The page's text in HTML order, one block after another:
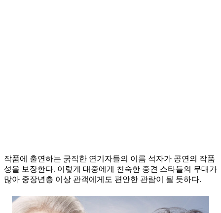
작품에 출연하는 굵직한 연기자들의 이름 석자가 공연의 작품
성을 보장한다. 이렇게 대중에게 친숙한 중견 스타들의 무대가
많아 중장년층 이상 관객에게도 편안한 관람이 될 듯하다.